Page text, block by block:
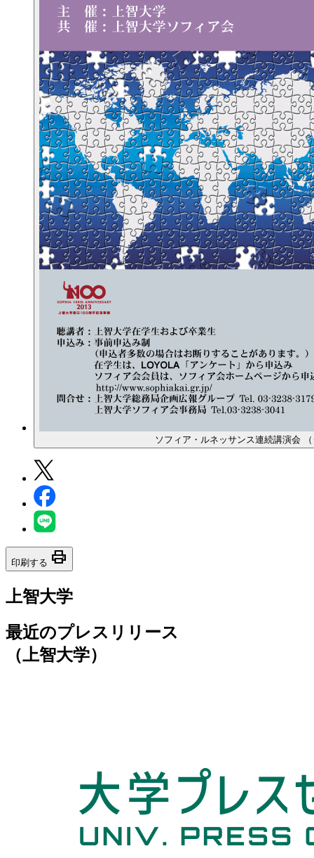
ソフィア・ルネッサンス連続講演会
印刷する print
上智大学
最近のプレスリリース
（上智大学）